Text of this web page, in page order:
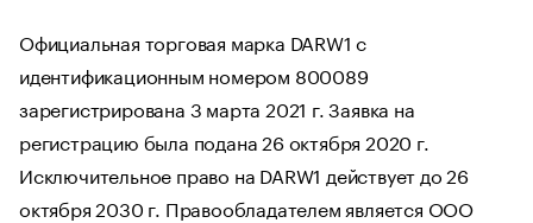
Официальная торговая марка DARW1 с
идентификационным номером 800089
зарегистрирована 3 марта 2021 г. Заявка на
регистрацию была подана 26 октября 2020 г.
Исключительное право на DARW1 действует до 26
октября 2030 г. Правообладателем является ООО